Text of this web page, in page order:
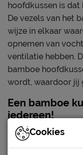
hoofdkussen is dat
De vezels van het
wijze in elkaar
opnemen van
ventilatie hebben.
bamboe
wordt, waardoor jij
Een bamboe
iedereen!
Doordat het
is het kussen ook
Cookies